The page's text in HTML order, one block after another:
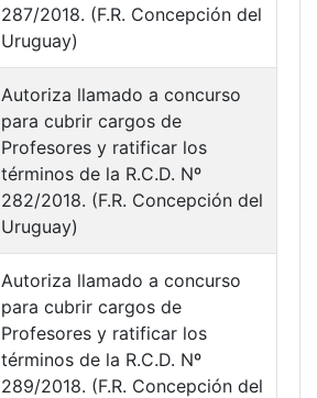
287/2018. (F.R. Concepción del
Uruguay)
Autoriza llamado a concurso
para cubrir cargos de
Profesores y ratificar los
términos de la R.C.D. Nº
282/2018. (F.R. Concepción del
Uruguay)
Autoriza llamado a concurso
para cubrir cargos de
Profesores y ratificar los
términos de la R.C.D. Nº
289/2018. (F.R. Concepción del